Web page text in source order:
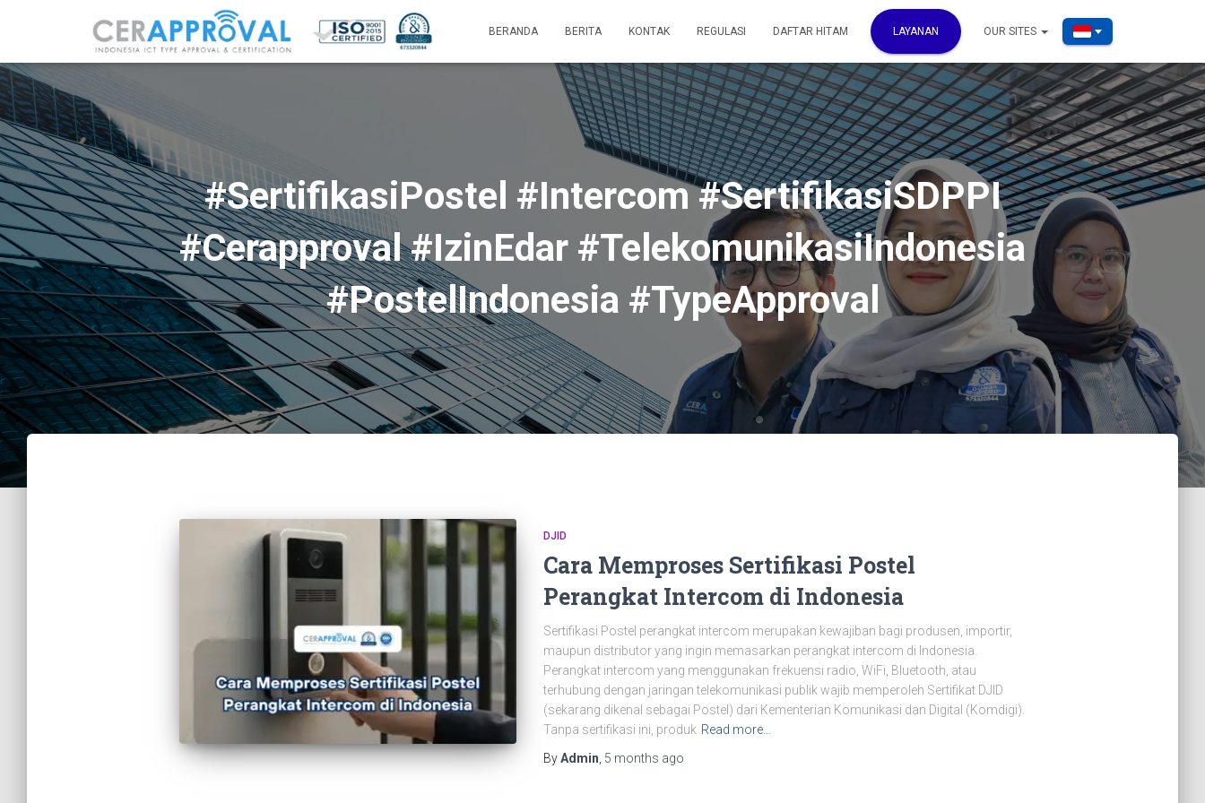
BERANDA BERITA KONTAK REGULASI DAFTAR HITAM LAYANAN OUR SITES
#SertifikasiPostel #Intercom #SertifikasiSDPPI
#Cerapproval #IzinEdar #TelekomunikasiIndonesia
#PostelIndonesia #TypeApproval
DJID
Cara Memproses Sertifikasi Postel
Perangkat Intercom di Indonesia
Sertifikasi Postel perangkat intercom merupakan kewajiban bagi produsen, importir,
maupun distributor yang ingin memasarkan perangkat intercom di Indonesia.
Perangkat intercom yang menggunakan frekuensi radio, WiFi, Bluetooth, atau
terhubung dengan jaringan telekomunikasi publik wajib memperoleh Sertifikat DJID
(sekarang dikenal sebagai Postel) dari Kementerian Komunikasi dan Digital (Komdigi).
Tanpa sertifikasi ini, produk Read more…
ByAdmin 5 months ago